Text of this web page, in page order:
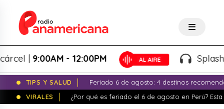
|9:00AM - 12:00PM Splash! -
TIPS Y SALUD
Feriado 6 de agosto: 4 destinos
VIRALES
¿Por qué es feriado el 6 de agosto en Perú?